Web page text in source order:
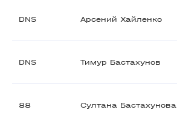
DNS Арсений Хайленко
DNS Тимур Бастахунов
88 Султана Бастахунова